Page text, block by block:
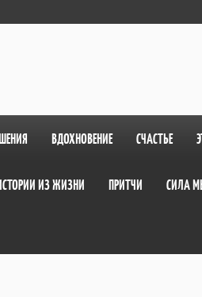
ВДОХНОВЕНИЕ СЧАСТЬЕ
ИЗ ЖИЗНИ ПРИТЧИ СИЛА